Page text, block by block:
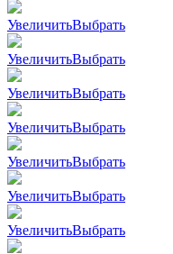
УвеличитьВыбрать
УвеличитьВыбрать
УвеличитьВыбрать
УвеличитьВыбрать
УвеличитьВыбрать
УвеличитьВыбрать
УвеличитьВыбрать